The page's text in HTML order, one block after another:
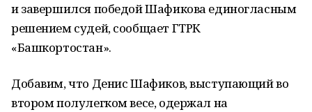
и завершился победой Шафикова единогласным
решением судей, сообщает ГТРК
«Башкортостан».
Добавим, что Денис Шафиков, выступающий во
втором полулегком весе, одержал на